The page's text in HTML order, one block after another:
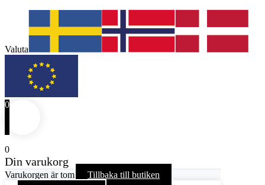
Valuta
0
0
Din varukorg
Varukorgen är tom Tillbaka till butiken